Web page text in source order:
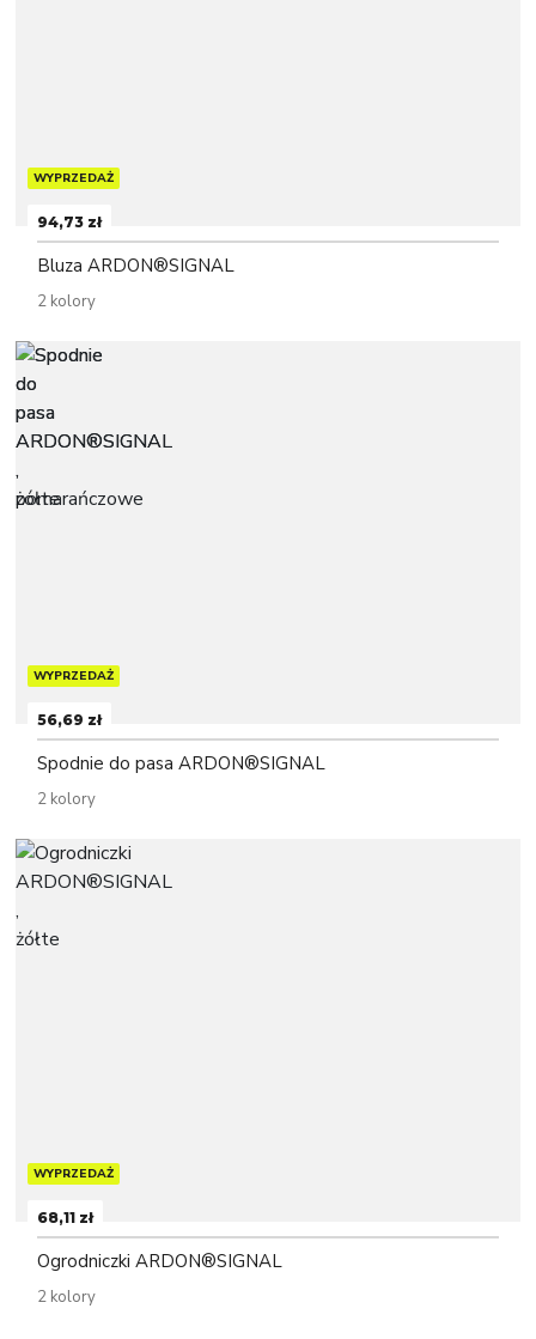
WYPRZEDAŻ
94,73 zł
Bluza ARDON®SIGNAL
2 kolory
WYPRZEDAŻ
56,69 zł
Spodnie do pasa ARDON®SIGNAL
2 kolory
WYPRZEDAŻ
68,11 zł
Ogrodniczki ARDON®SIGNAL
2 kolory